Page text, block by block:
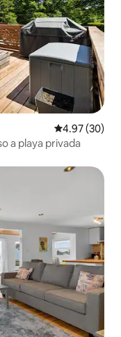
Calificación
4.97 (30)
a playa privada